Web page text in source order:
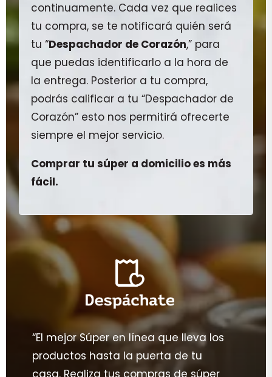
continuamente. Cada vez que realices
tu compra, se te notificará quién será
tu “Despachador de Corazón,” para
que puedas identificarlo a la hora de
la entrega. Posterior a tu compra,
podrás calificar a tu “Despachador de
Corazón” esto nos permitirá ofrecerte
siempre el mejor servicio.
Comprar tu súper a domicilio es más
fácil.
“El mejor Súper en línea que lleva los
productos hasta la puerta de tu
casa. Realiza tus compras de súper